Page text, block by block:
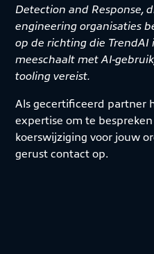
Detection and Response,
engineering organisaties
op de richting die TrendAI
meeschaalt met AI-
tooling vereist.
Als gecertificeerd partner
expertise om te
koerswijziging voor jouw
gerust contact op.